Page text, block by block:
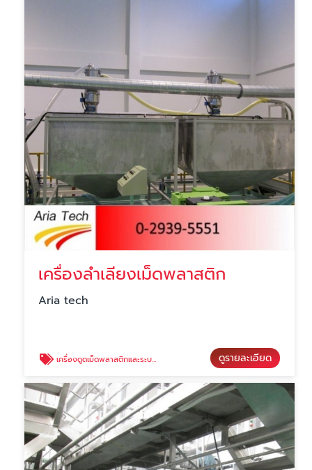
เครื่องลำเลียงเม็ดพลาสติก
Aria tech
เครื่องดูดเม็ดพลาสติกและระบบลำเลียงเม็ดพลาสติก ดูรายละเอียด